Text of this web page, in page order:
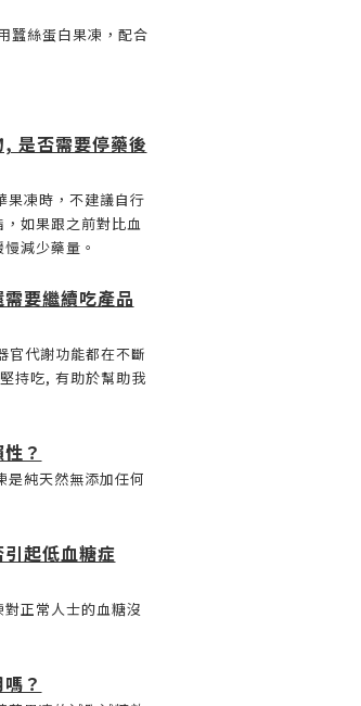
蠶絲蛋白果凍，配合
是否需要停藥後
凍時，不建議自行
如果跟之前對比血
減少藥量。
要繼續吃產品
官代謝功能都在不斷
持吃, 有助於幫助我
？
純天然無添加任何
起低血糖症
正常人士的血糖沒
？